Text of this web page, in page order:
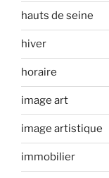
hauts de seine
hiver
horaire
image art
image artistique
immobilier